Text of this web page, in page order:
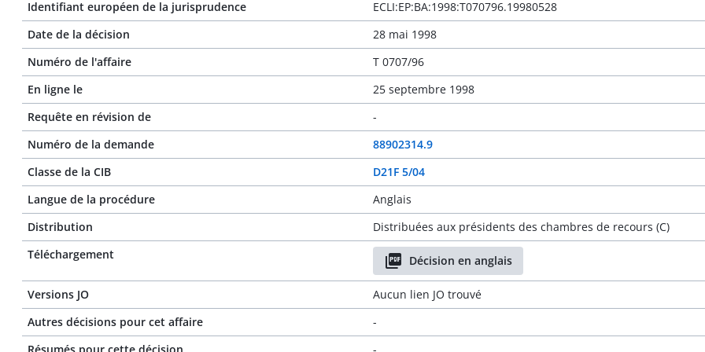
Identifiant européen de la jurisprudence
ECLI:EP:BA:1998:T070796.19980528
Date de la décision
28 mai 1998
Numéro de l'affaire
T 0707/96
En ligne le
25 septembre 1998
Requête en révision de
-
Numéro de la demande
88902314.9
Classe de la CIB
D21F 5/04
Langue de la procédure
Anglais
Distribution
Distribuées aux présidents des chambres de recours (C)
Téléchargement
Décision en anglais
Versions JO
Aucun lien JO trouvé
Autres décisions pour cet affaire
-